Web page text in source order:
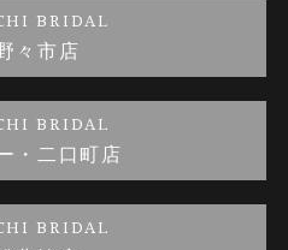
and 婚約指輪
ロポーズプラン
BRIDAL
々市店
BRIDAL
・二口町店
BRIDAL